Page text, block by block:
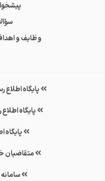
وظایف و اهداف
پایگاه اطلاع
پایگاه
پایگاه
متقاضیان